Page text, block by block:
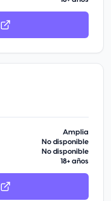
Amplia
No disponible
No disponible
18+ años